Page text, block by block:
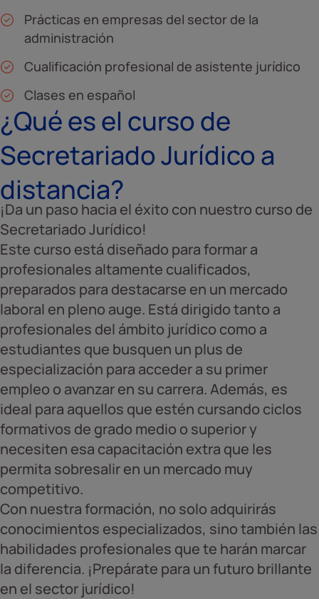
Prácticas en empresas del sector de la
administración
Cualificación profesional de asistente jurídico
Clases en español
¿Qué es el curso de
Secretariado Jurídico a
distancia?
¡Da un paso hacia el éxito con nuestro curso de
Secretariado Jurídico!
Este curso está diseñado para formar a
profesionales altamente cualificados,
preparados para destacarse en un mercado
laboral en pleno auge. Está dirigido tanto a
profesionales del ámbito jurídico como a
estudiantes que busquen un plus de
especialización para acceder a su primer
empleo o avanzar en su carrera. Además, es
ideal para aquellos que estén cursando ciclos
formativos de grado medio o superior y
necesiten esa capacitación extra que les
permita sobresalir en un mercado muy
competitivo.
Con nuestra formación, no solo adquirirás
conocimientos especializados, sino también las
habilidades profesionales que te harán marcar
la diferencia. ¡Prepárate para un futuro brillante
en el sector jurídico!